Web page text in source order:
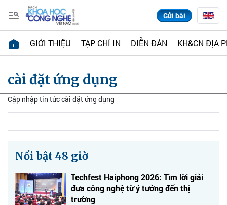
Gửi bài
GIỚI THIỆU TẠP CHÍ IN DIỄN ĐÀN KH&CN ĐỊA
cài đặt ứng dụng
Cập nhập tin tức cài đặt ứng dụng
Nổi bật 48 giờ
Techfest Haiphong 2026: Tìm lời giải
đưa công nghệ từ ý tưởng đến thị
trường